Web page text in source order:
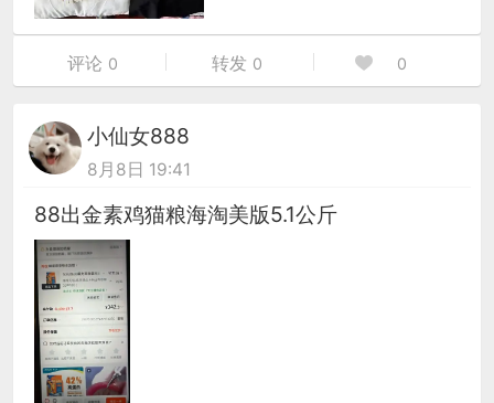
评论 0 转发 0 0
小仙女888
8月8日 19:41
88出金素鸡猫粮海淘美版5.1公斤